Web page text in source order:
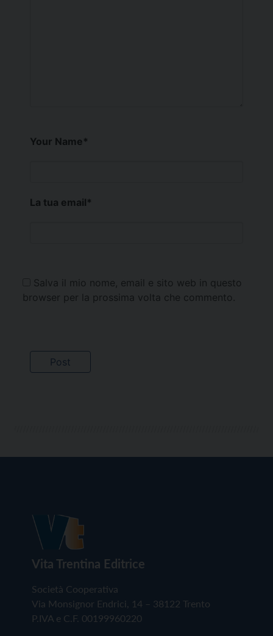
Your Name*
La tua email*
Salva il mio nome, email e sito web in questo
browser per la prossima volta che commento.
Vita Trentina Editrice
Società Cooperativa
Via Monsignor Endrici, 14 – 38122 Trento
P.IVA e C.F. 00199960220